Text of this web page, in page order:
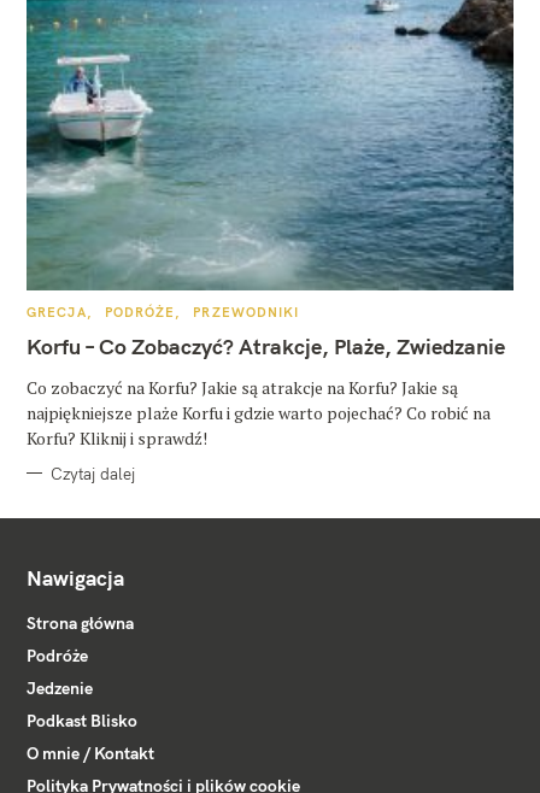
K
T
E
O
R
I
GRECJA PODRÓŻE PRZEWODNIKI
Korfu – Co Zobaczyć? Atrakcje, Plaże, Zwiedzanie
Co zobaczyć na Korfu? Jakie są atrakcje na Korfu? Jakie są
najpiękniejsze plaże Korfu i gdzie warto pojechać? Co robić na
Korfu? Kliknij i sprawdź!
Czytaj dalej
Nawigacja
Strona główna
Podróże
Jedzenie
Podkast Blisko
O mnie / Kontakt
Polityka Prywatności i plików cookie